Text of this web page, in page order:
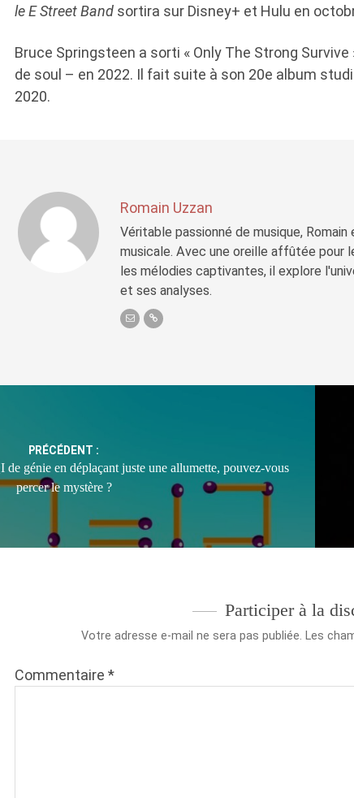
le E Street Band sortira sur Disney+ et Hulu en
Bruce Springsteen a sorti « Only The Strong
de soul – en 2022. Il fait suite à son 20e album
2020.
Romain Uzzan
Véritable passionné de musique,
musicale. Avec une oreille affûtée pour
les mélodies captivantes, il explore
et ses analyses.
PRÉCÉDENT :
génie en déplaçant juste une allumette, pouvez-vous
percer le mystère ?
Participer à la
Votre adresse e-mail ne sera pas publiée. Les
Commentaire *